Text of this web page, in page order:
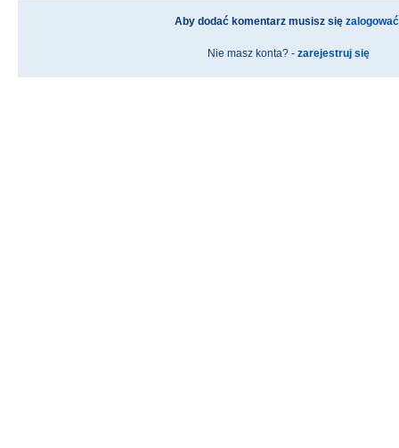
Aby dodać komentarz musisz się
Nie masz konta? - zarejestruj się